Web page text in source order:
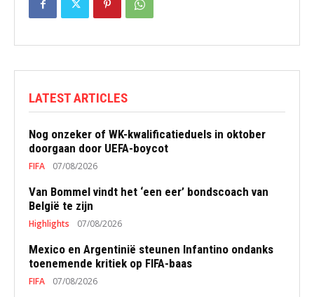
LATEST ARTICLES
Nog onzeker of WK-kwalificatieduels in oktober
doorgaan door UEFA-boycot
FIFA 07/08/2026
Van Bommel vindt het ‘een eer’ bondscoach van
België te zijn
Highlights 07/08/2026
Mexico en Argentinië steunen Infantino ondanks
toenemende kritiek op FIFA-baas
FIFA 07/08/2026